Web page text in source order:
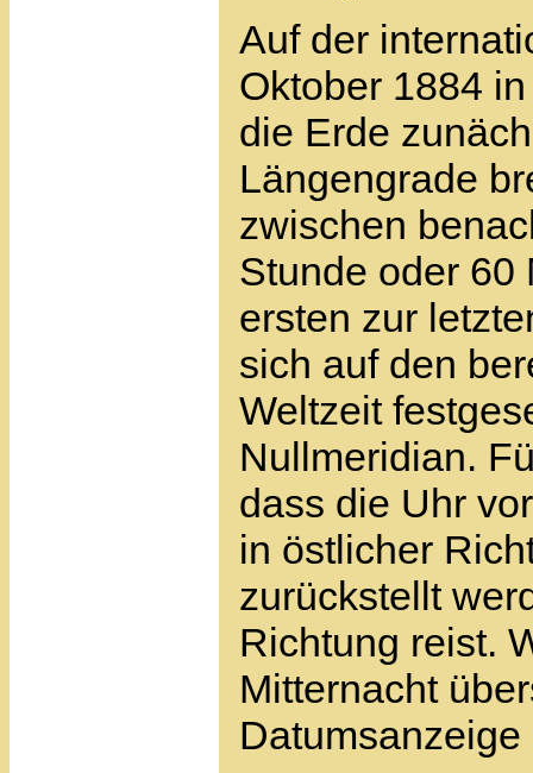
Auf der
Oktober 1884
die Erde
Längengrade
zwischen
Stunde oder 60
ersten zur
sich auf den
Weltzeit
Nullmeridian.
dass die Uhr
in östlicher
zurückstellt
Richtung reist.
Mitternacht